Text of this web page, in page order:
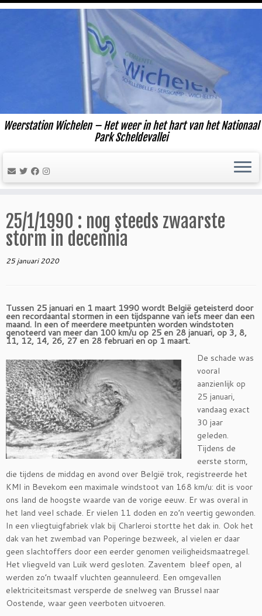
Ga
Weerstation Wichelen – Het weer in het hart van het Nationaal
Park Scheldevallei
25/1/1990 : nog steeds zwaarste
storm in decennia
25 januari 2020
Tussen 25 januari en 1 maart 1990 wordt België geteisterd door
een recordaantal stormen in een tijdspanne van iets meer dan een
maand. In een of meerdere meetpunten worden windstoten
genoteerd van meer dan 100 km/u op 25 en 28 januari, op 3, 8,
11, 12, 14, 26, 27 en 28 februari en op 1 maart.
De schade was
vooral
aanzienlijk op
25 januari,
vandaag exact
30 jaar
geleden.
Tijdens de
eerste storm,
die tijdens de middag en avond over België trok, registreerde het
KMI in Bevekom een maximale windstoot van 168 km/u: dit is voor
ons land de hoogste waarde van de vorige eeuw. Er was overal in
het land veel schade. Er vielen 11 doden en zo’n veertig gewonden.
In een vliegtuigfabriek vlak bij Charleroi stortte het dak in. Ook het
dak van het zwembad van Poperinge bezweek, al vielen er daar
geen slachtoffers door een eerder genomen veiligheidsmaatregel.
Het vliegveld van Luik werd gesloten. Zaventem bleef open, al
werden zo’n twaalf vluchten geannuleerd. Een omgevallen
elektriciteitsmast versperde de snelweg van Brussel naar
Oostende, waar geen veerboten uitvoeren.